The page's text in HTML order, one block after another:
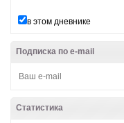
в этом дневнике
Подписка по e-mail
Статистика